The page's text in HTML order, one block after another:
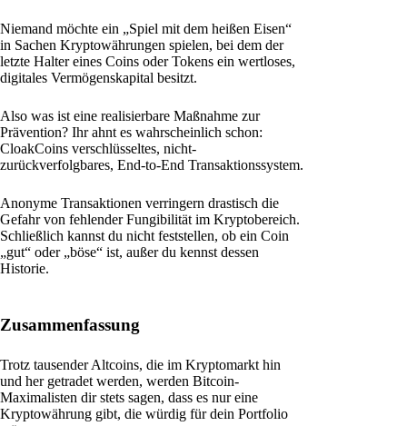
Niemand möchte ein „Spiel mit dem heißen Eisen“
in Sachen Kryptowährungen spielen, bei dem der
letzte Halter eines Coins oder Tokens ein wertloses,
digitales Vermögenskapital besitzt.
Also was ist eine realisierbare Maßnahme zur
Prävention? Ihr ahnt es wahrscheinlich schon:
CloakCoins verschlüsseltes, nicht-
zurückverfolgbares, End-to-End Transaktionssystem.
Anonyme Transaktionen verringern drastisch die
Gefahr von fehlender Fungibilität im Kryptobereich.
Schließlich kannst du nicht feststellen, ob ein Coin
„gut“ oder „böse“ ist, außer du kennst dessen
Historie.
Zusammenfassung
Trotz tausender Altcoins, die im Kryptomarkt hin
und her getradet werden, werden Bitcoin-
Maximalisten dir stets sagen, dass es nur eine
Kryptowährung gibt, die würdig für dein Portfolio